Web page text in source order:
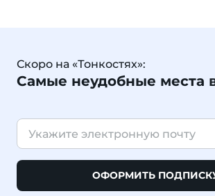
Скоро на «Тонкостях»:
Самые неудобные места
ОФОРМИТЬ